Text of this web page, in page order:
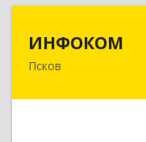
ИНФОКОМ
Псков180000,